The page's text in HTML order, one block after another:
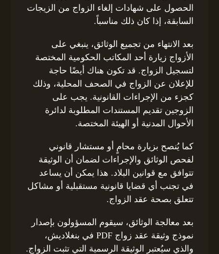
الحصول على شهادات إلغاء الزواج من الزيجات
السابقة، إذا كان ذلك مناسباً.
بعد الانتهاء من تجميع الوثائق، ينبغي على
الأزواج زيارة أحد المكاتب الحكومية المختصة
لتسجيل الزواج. قد تكون هناك أيضًا حاجة
للإعلان عن الزواج في الصحف المحلية، وذلك
كجزء من الإجراءات القانونية. يجب على
الزوجين تقديم المستندات المطلوبة لدائرة
الأحوال المدنية أو الهيئة المختصة.
كما يُنصح بزيارة محامٍ أو مستشار قانوني
لفحص الوثائق والإجراءات لضمان أن الوثيقة
تتوافق مع قوانين البلاد. هذا يمكن أن يساعد
في تجنب أي قضايا قانونية مستقبلية أو مشاكل
تتعلق بصحة عقد الزواج.
بعد معالجة الوثائق، سيقوم المسؤولون بإصدار
نموذج وثيقة عقد زواج PDF في بنغلاديش،
والذي سيُعتبر الوثيقة الرسمية التي تثبت الزواج.